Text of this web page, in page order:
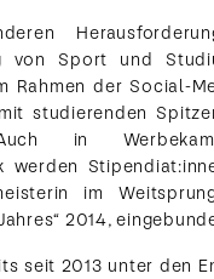
von Sport und
Rahmen der Social-
studierenden
in
werden
im
2014,
seit 2013 unter den